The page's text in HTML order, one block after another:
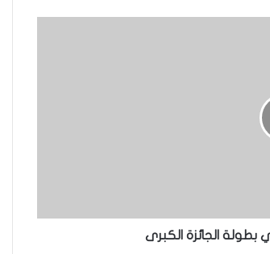
لماذا تركت وظيفتها
وفتحت مطعم ؟
خارج المحكمة خلال شهر كانون
بطولة الجائزة الكبرى